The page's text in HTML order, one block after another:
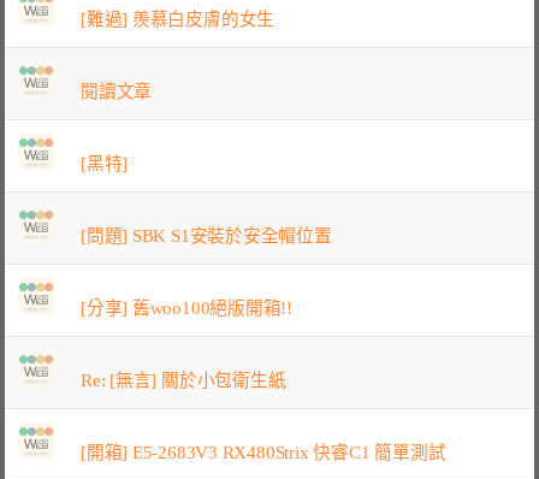
[難過] 羨慕白皮膚的女生
閱讀文章
[黑特]
[問題] SBK S1安裝於安全帽位置
[分享] 舊woo100絕版開箱!!
Re: [無言] 關於小包衛生紙
[開箱] E5-2683V3 RX480Strix 快睿C1 簡單測試